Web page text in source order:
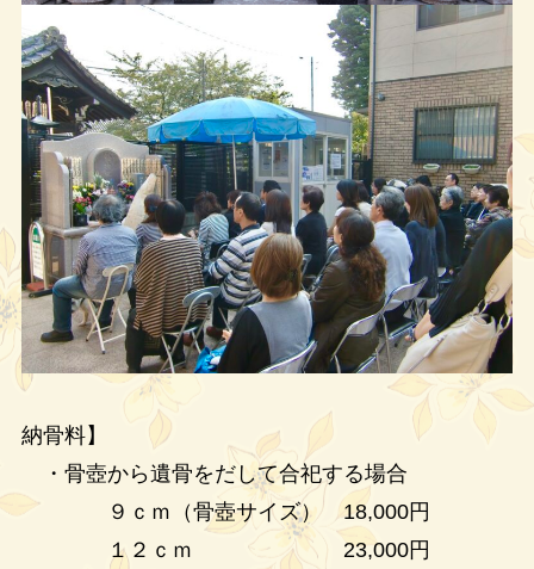
納骨料】
・骨壺から遺骨をだして合祀する場合
９ｃｍ（骨壺サイズ） 18,000円
１２ｃｍ 23,000円